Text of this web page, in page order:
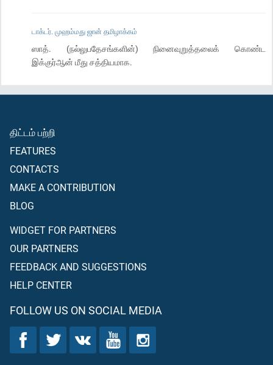
டாக்டர். முஹம்மது ஜான் தமிழாக்கம்
ஸாத். (நல்லுபதேசங்களின்) நினைவுறுத்தலைக் கொண்ட
இக்குர்ஆன் மீது சத்தியமாக.
திட்டம் பற்றி
FEATURES
CONTACTS
MAKE A CONTRIBUTION
BLOG
WIDGET FOR PARTNERS
OUR PARTNERS
FEEDBACK AND SUGGESTIONS
HELP CENTER
FOLLOW US ON SOCIAL MEDIA